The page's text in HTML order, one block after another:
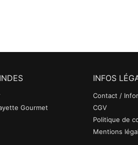
Gourmet
INFOS
Contact /
CGV
Politique de
Mentions